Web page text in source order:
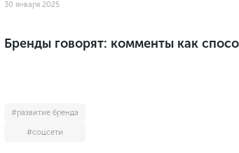
30 января 2025
Бренды говорят: комменты как
#развитие бренда
#соцсети